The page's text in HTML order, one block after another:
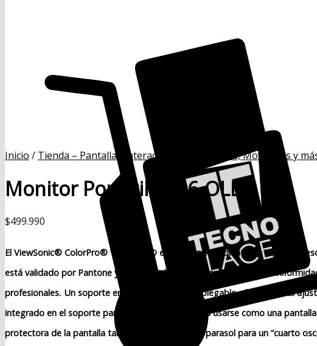
Inicio / Tienda – Pantallas Interactivas, Proyectores, Monitores y
Monitor Portátil VP16-OLED
$499.990
El ViewSonic® ColorPro® VP16-OLED es un monitor portátil de 15,6” con
está validado por Pantone y calibrado de fábrica para ofrecer una
profesionales. Un soporte ergonómico flexible y plegable ofrece un fácil
integrado en el soporte para que la pantalla pueda usarse como una
protectora de la pantalla también funciona como parasol para un “cuarto